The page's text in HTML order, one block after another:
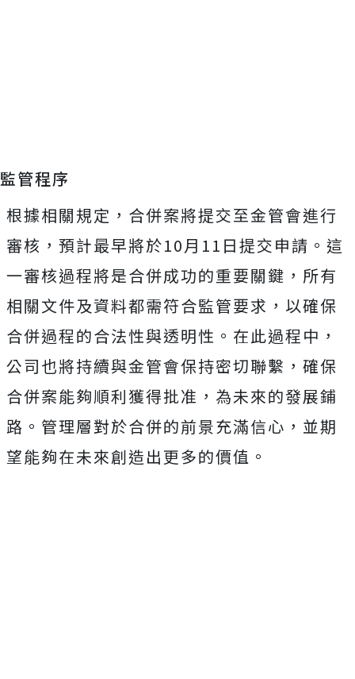
監管程序
根據相關規定，合併案將提交至金管會進行
審核，預計最早將於10月11日提交申請。這
一審核過程將是合併成功的重要關鍵，所有
相關文件及資料都需符合監管要求，以確保
合併過程的合法性與透明性。在此過程中，
公司也將持續與金管會保持密切聯繫，確保
合併案能夠順利獲得批准，為未來的發展鋪
路。管理層對於合併的前景充滿信心，並期
望能夠在未來創造出更多的價值。